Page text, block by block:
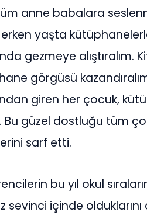
anne babalara
erken yaşta
gezmeye alıştıralım.
görgüsü
giren her çocuk,
güzel dostluğu tüm
sarf etti.
bu yıl okul
içinde